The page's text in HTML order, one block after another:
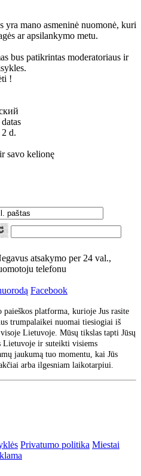
yra mano asmeninė nuomonė, kuri
ar apsilankymo metu.
bus patikrintas moderatoriaus ir
!
datas
d.
savo kelionę
atsakymo per 24 val.,
telefonu
Facebook
platforma, kurioje Jus rasite
trumpalaikei nuomai tiesiogiai iš
Lietuvoje. Mūsų tikslas tapti Jūsų
Lietuvoje ir suteikti visiems
jaukumą tuo momentu, kai Jūs
arba ilgesniam laikotarpiui.
Privatumo politika Miestai